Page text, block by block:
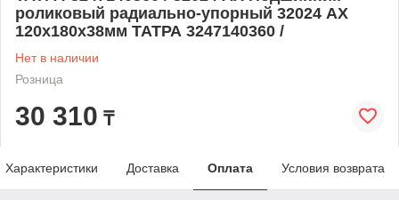
роликовый радиально-упорный 32024 AX
120x180x38мм ТАТРА 3247140360 /
Нет в наличии
Розница
30 310 ₸
Характеристики Доставка Оплата Условия возврата